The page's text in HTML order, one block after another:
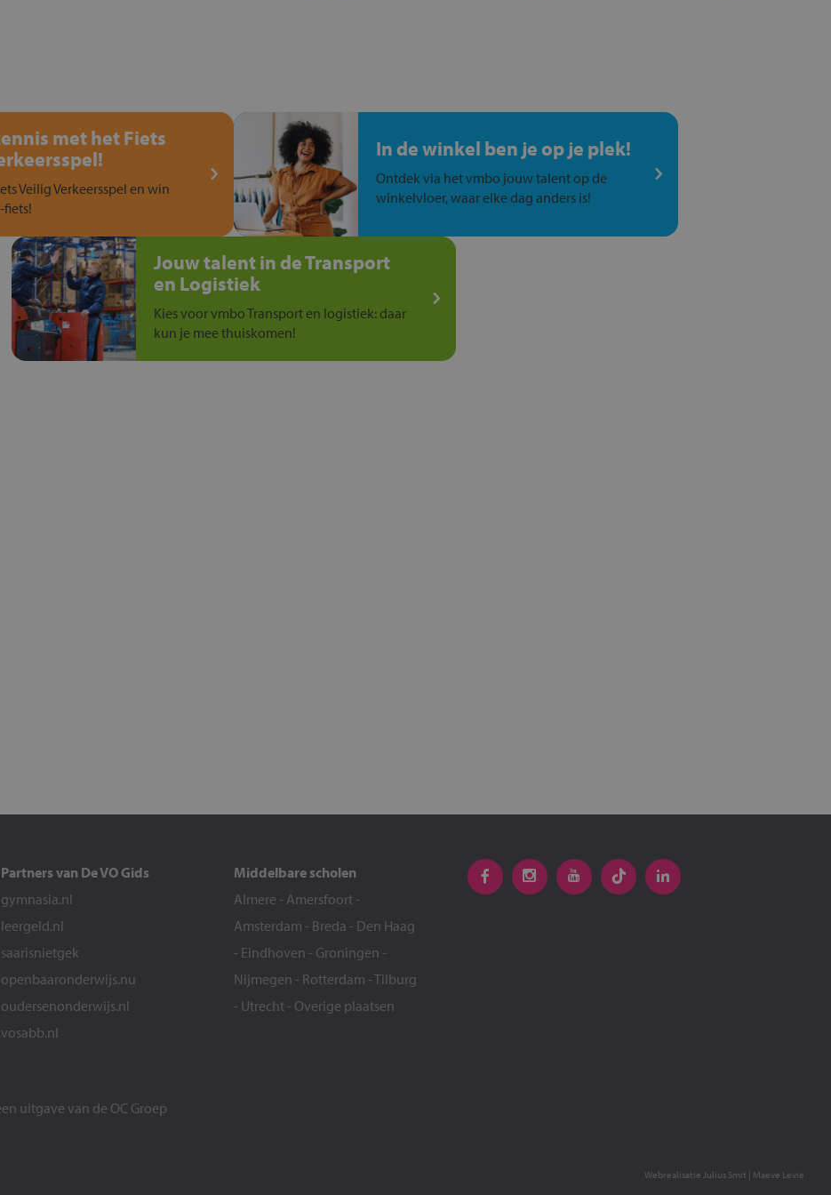
met het Fiets
Veilig Verkeersspel en win
fiets!
In de winkel ben je op je plek!
Ontdek via het vmbo jouw talent op de
winkelvloer, waar elke dag anders is!
Jouw talent in de Transport
en Logistiek
Kies voor vmbo Transport en logistiek: daar
kun je mee thuiskomen!
Partners van De VO Gids
gymnasia.nl
leergeld.nl
saarisnietgek
openbaaronderwijs.nu
oudersenonderwijs.nl
vosabb.nl
Middelbare scholen
Almere - Amersfoort -
Amsterdam - Breda - Den Haag
- Eindhoven - Groningen -
Nijmegen - Rotterdam -Tilburg
- Utrecht - Overige plaatsen
uitgave van de OC Groep
Webrealisatie Julius Smit | Maeve Levie